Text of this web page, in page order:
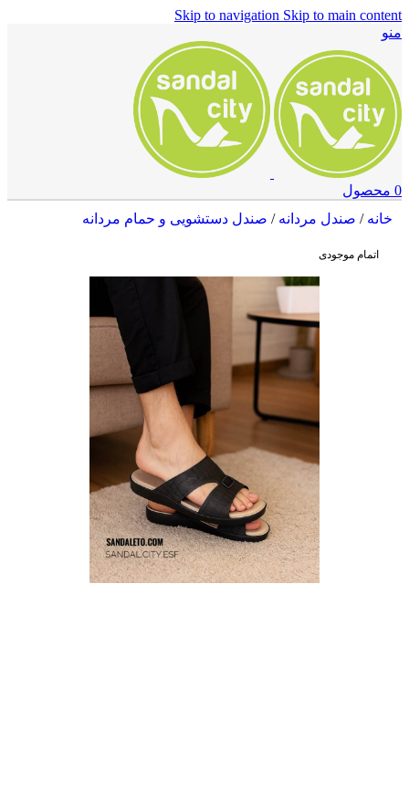
Skip to navigation Skip to main content
منو
0 محصول
خانه/ صندل مردانه/ صندل دستشویی و حمام مردانه
اتمام موجودی